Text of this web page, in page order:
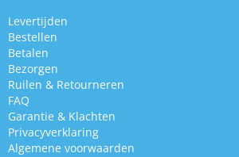
Levertijden
Bestellen
Betalen
Bezorgen
Ruilen & Retourneren
FAQ
Garantie & Klachten
Privacyverklaring
Algemene voorwaarden